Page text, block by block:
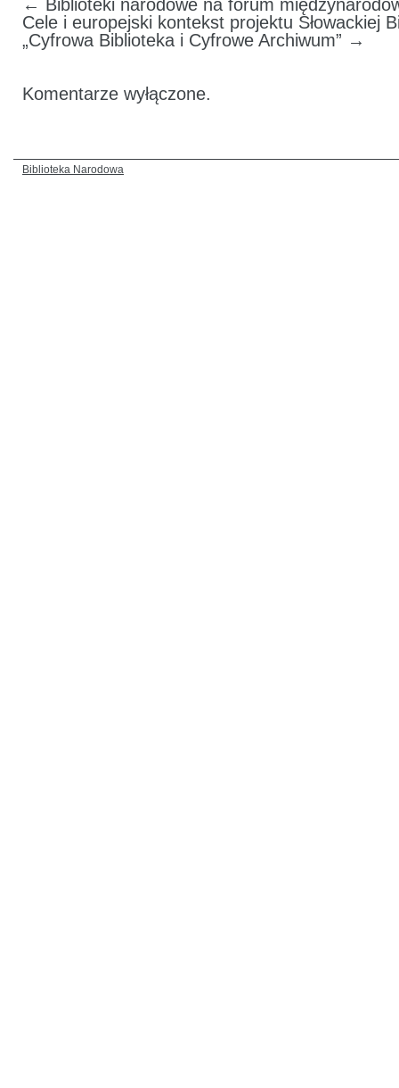
← Biblioteki narodowe na forum
Cele i europejski kontekst projektu Słowackiej
„Cyfrowa Biblioteka i Cyfrowe Archiwum” →
Komentarze wyłączone.
Biblioteka Narodowa